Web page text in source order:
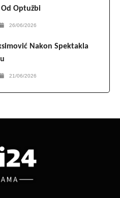
Optužbi
26/06/2026
Nakon Spektakla
21/06/2026